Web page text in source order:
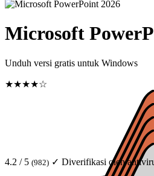
Microsoft
Unduh versi gratis untuk Windows
★★★★☆
4.2 / 5 (982) ✓ Diverifikasi oleh